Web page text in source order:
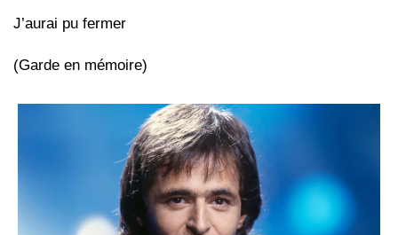
J’aurai pu fermer
(Garde en mémoire)